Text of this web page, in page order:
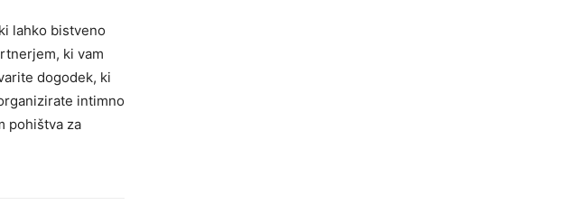
lahko bistveno
ki vam
dogodek, ki
intimno
pohištva za